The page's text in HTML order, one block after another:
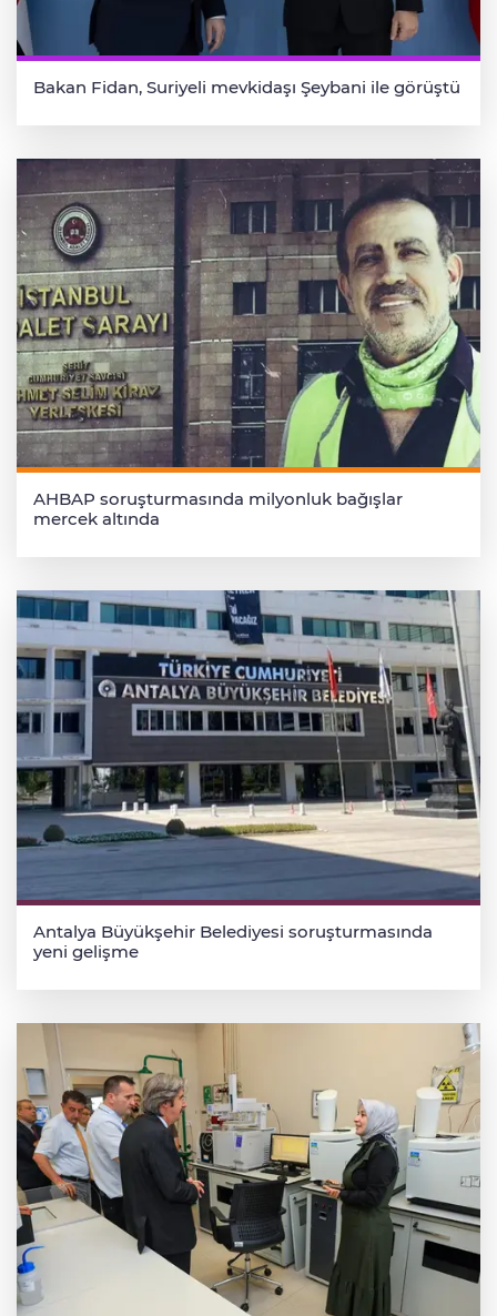
Bakan Fidan, Suriyeli mevkidaşı Şeybani ile görüştü
AHBAP soruşturmasında milyonluk bağışlar
mercek altında
Antalya Büyükşehir Belediyesi soruşturmasında
yeni gelişme